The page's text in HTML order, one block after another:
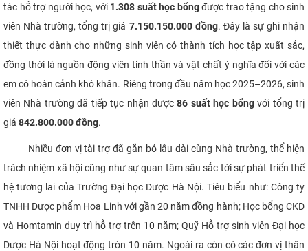
tác hỗ trợ người học, với 1.308 suất học bổngđược trao tặng cho sinh
viên Nhà trường, tổng trị giá 7.150.150.000 đồng. Đây là sự ghi nhận
thiết thực dành cho những sinh viên có thành tích học tập xuất sắc,
đồng thời là nguồn động viên tinh thần và vật chất ý nghĩa đối với các
em có hoàn cảnh khó khăn. Riêng trong đầu năm học 2025–2026, sinh
viên Nhà trường đã tiếp tục nhận được86 suất học bổngvới tổng trị
giá 842.800.000 đồng.
Nhiều đơn vị tài trợ đã gắn bó lâu dài cùng Nhà trường, thể hiện
trách nhiệm xã hội cũng như sự quan tâm sâu sắc tới sự phát triển thế
hệ tương lai của Trường Đại học Dược Hà Nội. Tiêu biểu như: Công ty
TNHH Dược phẩm Hoa Linh với gần 20 năm đồng hành; Học bổng CKD
và Homtamin duy trì hỗ trợ trên 10 năm; Quỹ Hỗ trợ sinh viên Đại học
Dược Hà Nội hoạt động tròn 10 năm. Ngoài ra còn có các đơn vị thân